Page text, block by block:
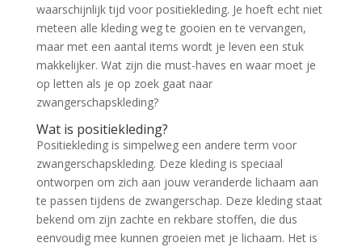
waarschijnlijk tijd voor positiekleding. Je hoeft echt niet
meteen alle kleding weg te gooien en te vervangen,
maar met een aantal items wordt je leven een stuk
makkelijker. Wat zijn die must-haves en waar moet je
op letten als je op zoek gaat naar
zwangerschapskleding?
Wat is positiekleding?
Positiekleding is simpelweg een andere term voor
zwangerschapskleding. Deze kleding is speciaal
ontworpen om zich aan jouw veranderde lichaam aan
te passen tijdens de zwangerschap. Deze kleding staat
bekend om zijn zachte en rekbare stoffen, die dus
eenvoudig mee kunnen groeien met je lichaam. Het is